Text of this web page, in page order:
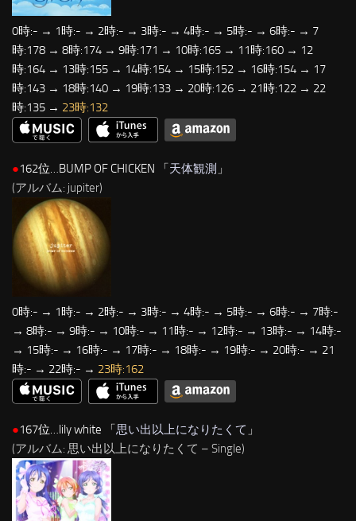
0時:- → 1時:- → 2時:- → 3時:- → 4時:- → 5時:- → 6時:- → 7
時:178 → 8時:174 → 9時:171 → 10時:165 → 11時:160 → 12
時:164 → 13時:155 → 14時:154 → 15時:152 → 16時:154 → 17
時:143 → 18時:140 → 19時:133 → 20時:126 → 21時:122 → 22
時:135 → 23時:132
●162位…BUMP OF CHICKEN 「天体観測 」
(アルバム: jupiter)
0時:- → 1時:- → 2時:- → 3時:- → 4時:- → 5時:- → 6時:- → 7時:-
→ 8時:- → 9時:- → 10時:- → 11時:- → 12時:- → 13時:- → 14時:-
→ 15時:- → 16時:- → 17時:- → 18時:- → 19時:- → 20時:- → 21
時:- → 22時:- → 23時:162
●167位…lily white 「思い出以上になりたくて 」
(アルバム: 思い出以上になりたくて – Single)